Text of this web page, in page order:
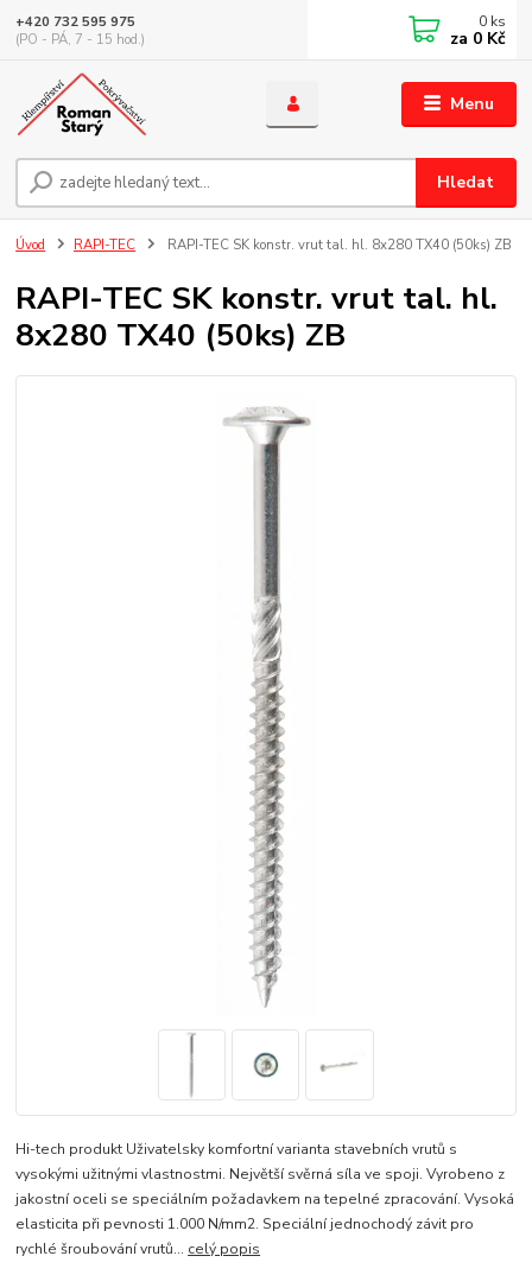
Menu
Hledat
+420 732 595 975
(PO - PÁ, 7 - 15 hod.)
0 ks
za 0 Kč
Úvod RAPI-TEC RAPI-TEC SK konstr. vrut tal. hl. 8x280 TX40 (50ks) ZB
RAPI-TEC SK konstr. vrut tal. hl.
8x280 TX40 (50ks) ZB
Hi-tech produkt Uživatelsky komfortní varianta stavebních vrutů s
vysokými užitnými vlastnostmi. Největší svěrná síla ve spoji. Vyrobeno z
jakostní oceli se speciálním požadavkem na tepelné zpracování. Vysoká
elasticita při pevnosti 1.000 N/mm2. Speciální jednochodý závit pro
rychlé šroubování vrutů... celý popis